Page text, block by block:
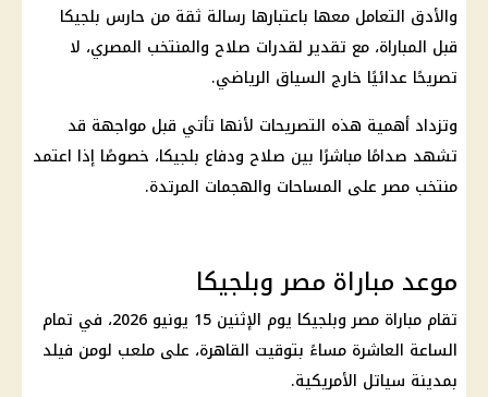
والأدق التعامل معها باعتبارها رسالة ثقة من حارس بلجيكا
قبل المباراة، مع تقدير لقدرات صلاح والمنتخب المصري، لا
تصريحًا عدائيًا خارج السياق الرياضي.
وتزداد أهمية هذه التصريحات لأنها تأتي قبل مواجهة قد
تشهد صدامًا مباشرًا بين صلاح ودفاع بلجيكا، خصوصًا إذا اعتمد
منتخب مصرعلى المساحات والهجمات المرتدة.
موعد مباراة مصر وبلجيكا
تقام مباراة مصر وبلجيكا
يوم الإثنين 15 يونيو 2026، في تمام
الساعة العاشرة مساءً بتوقيت القاهرة، على ملعب لومن فيلد
بمدينة سياتل الأمريكية.